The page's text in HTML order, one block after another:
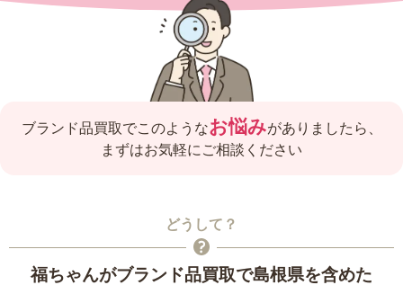
ブランド品買取でこのようなお悩みがありましたら、
まずはお気軽にご相談ください
どうして？
福ちゃんがブランド品買取で島根県を含めた